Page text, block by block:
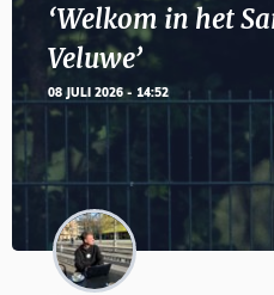
‘Welkom in het
Veluwe’
08 JULI 2026 - 14:52